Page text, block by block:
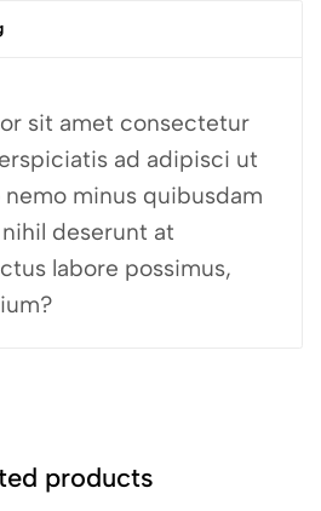
sit amet consectetur
ad adipisci ut
minus quibusdam
deserunt at
labore possimus,
products